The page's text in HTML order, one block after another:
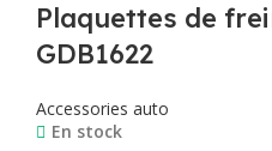
Plaquettes de
GDB1622
Accessories auto
En stock